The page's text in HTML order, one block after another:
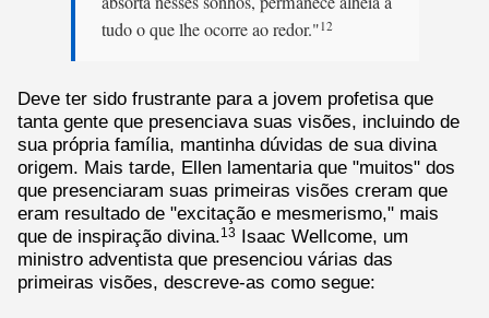
tudo o que lhe ocorre ao redor."12
Deve ter sido frustrante para a jovem profetisa que
tanta gente que presenciava suas visões, incluindo de
sua própria família, mantinha dúvidas de sua divina
origem. Mais tarde, Ellen lamentaria que "muitos" dos
que presenciaram suas primeiras visões creram que
eram resultado de "excitação e mesmerismo," mais
que de inspiração divina.13 Isaac Wellcome, um
ministro adventista que presenciou várias das
primeiras visões, descreve-as como segue: